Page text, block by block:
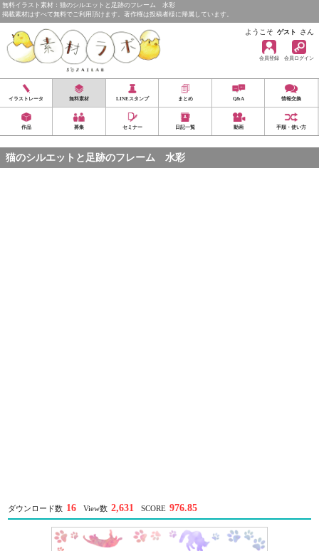
無料イラスト素材：猫のシルエットと足跡のフレーム 水彩
掲載素材はすべて無料でご利用頂けます。著作権は投稿者様に帰属しています。
ようこそ ゲスト さん
会員登録 会員ログイン
イラストレータ 無料素材 LINEスタンプ まとめ Q&A 情報交換
作品 募集 セミナー 日記一覧 動画 手順・使い方
猫のシルエットと足跡のフレーム 水彩
ダウンロード数 16 View数 2,631 SCORE 976.85